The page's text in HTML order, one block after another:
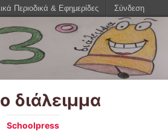
διάλειμμα
Schoolpress
Περιοδικά & Εφημερίδες Σύνδεση